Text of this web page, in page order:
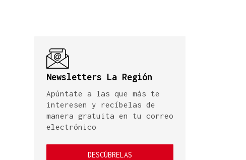
Newsletters La Región
Apúntate a las que más te
interesen y recíbelas de
manera gratuita en tu correo
electrónico
DESCÚBRELAS